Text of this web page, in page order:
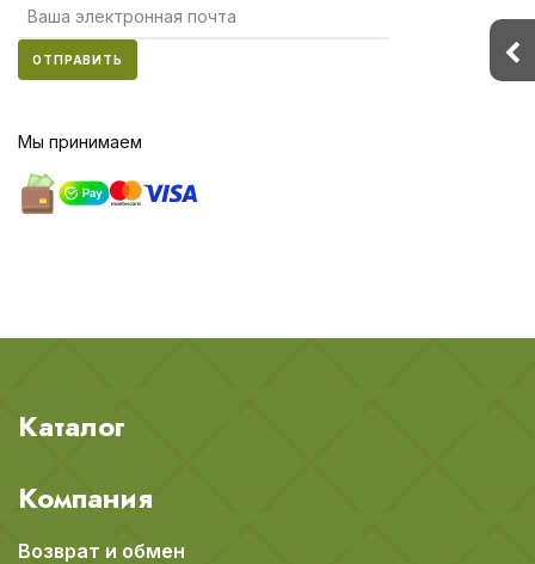
ОТПРАВИТЬ
Мы принимаем
Каталог
Компания
Возврат и обмен